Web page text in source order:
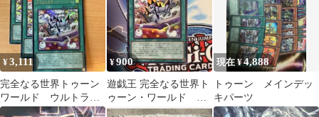
¥3,111
完全なる世界トゥーン
ワールド ウルトラ３
枚
¥900
遊戯王 完全なる世界ト
ゥーン・ワールド ウ
ルトラレア②
現在 ¥4,888
トゥーン メインデッ
キパーツ